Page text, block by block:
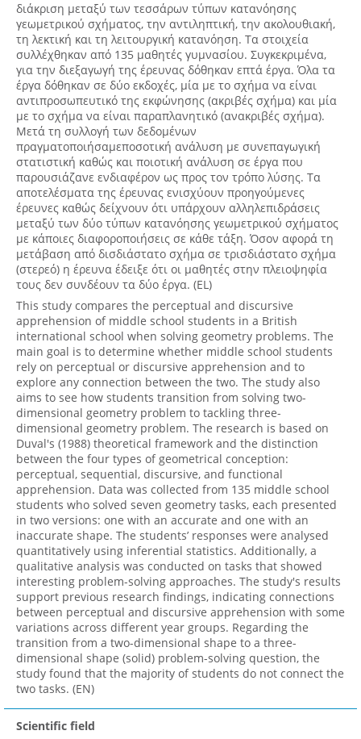
διάκριση μεταξύ των τεσσάρων τύπων κατανόησης
γεωμετρικού σχήματος, την αντιληπτική, την ακολουθιακή,
τη λεκτική και τη λειτουργική κατανόηση. Τα στοιχεία
συλλέχθηκαν από 135 μαθητές γυμνασίου. Συγκεκριμένα,
για την διεξαγωγή της έρευνας δόθηκαν επτά έργα. Όλα τα
έργα δόθηκαν σε δύο εκδοχές, μία με το σχήμα να είναι
αντιπροσωπευτικό της εκφώνησης (ακριβές σχήμα) και μία
με το σχήμα να είναι παραπλανητικό (ανακριβές σχήμα).
Μετά τη συλλογή των δεδομένων
πραγματοποιήσαμεποσοτική ανάλυση με συνεπαγωγική
στατιστική καθώς και ποιοτική ανάλυση σε έργα που
παρουσιάζανε ενδιαφέρον ως προς τον τρόπο λύσης. Τα
αποτελέσματα της έρευνας ενισχύουν προηγούμενες
έρευνες καθώς δείχνουν ότι υπάρχουν αλληλεπιδράσεις
μεταξύ των δύο τύπων κατανόησης γεωμετρικού σχήματος
με κάποιες διαφοροποιήσεις σε κάθε τάξη. Όσον αφορά τη
μετάβαση από δισδιάστατο σχήμα σε τρισδιάστατο σχήμα
(στερεό) η έρευνα έδειξε ότι οι μαθητές στην πλειοψηφία
τους δεν συνδέουν τα δύο έργα. (EL)
This study compares the perceptual and discursive
apprehension of middle school students in a British
international school when solving geometry problems. The
main goal is to determine whether middle school students
rely on perceptual or discursive apprehension and to
explore any connection between the two. The study also
aims to see how students transition from solving two-
dimensional geometry problem to tackling three-
dimensional geometry problem. The research is based on
Duval's (1988) theoretical framework and the distinction
between the four types of geometrical conception:
perceptual, sequential, discursive, and functional
apprehension. Data was collected from 135 middle school
students who solved seven geometry tasks, each presented
in two versions: one with an accurate and one with an
inaccurate shape. The students’ responses were analysed
quantitatively using inferential statistics. Additionally, a
qualitative analysis was conducted on tasks that showed
interesting problem-solving approaches. The study's results
support previous research findings, indicating connections
between perceptual and discursive apprehension with some
variations across different year groups. Regarding the
transition from a two-dimensional shape to a three-
dimensional shape (solid) problem-solving question, the
study found that the majority of students do not connect the
two tasks. (EN)
Scientific field